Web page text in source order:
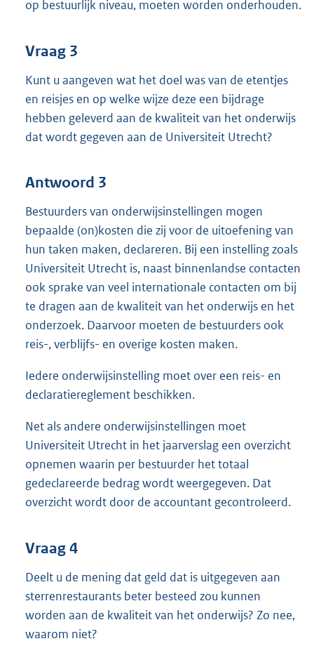
op bestuurlijk niveau, moeten worden onderhouden.
Vraag 3
Kunt u aangeven wat het doel was van de etentjes
en reisjes en op welke wijze deze een bijdrage
hebben geleverd aan de kwaliteit van het onderwijs
dat wordt gegeven aan de Universiteit Utrecht?
Antwoord 3
Bestuurders van onderwijsinstellingen mogen
bepaalde (on)kosten die zij voor de uitoefening van
hun taken maken, declareren. Bij een instelling zoals
Universiteit Utrecht is, naast binnenlandse contacten
ook sprake van veel internationale contacten om bij
te dragen aan de kwaliteit van het onderwijs en het
onderzoek. Daarvoor moeten de bestuurders ook
reis-, verblijfs- en overige kosten maken.
Iedere onderwijsinstelling moet over een reis- en
declaratiereglement beschikken.
Net als andere onderwijsinstellingen moet
Universiteit Utrecht in het jaarverslag een overzicht
opnemen waarin per bestuurder het totaal
gedeclareerde bedrag wordt weergegeven. Dat
overzicht wordt door de accountant gecontroleerd.
Vraag 4
Deelt u de mening dat geld dat is uitgegeven aan
sterrenrestaurants beter besteed zou kunnen
worden aan de kwaliteit van het onderwijs? Zo nee,
waarom niet?